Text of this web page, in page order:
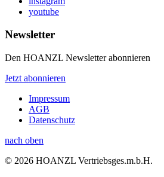
youtube
Newsletter
Den HOANZL Newsletter abonnieren
Jetzt abonnieren
Impressum
AGB
Datenschutz
nach oben
© 2026 HOANZL Vertriebsges.m.b.H.